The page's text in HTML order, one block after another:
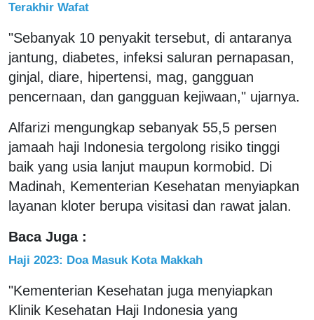
Terakhir Wafat
"Sebanyak 10 penyakit tersebut, di antaranya
jantung, diabetes, infeksi saluran pernapasan,
ginjal, diare, hipertensi, mag, gangguan
pencernaan, dan gangguan kejiwaan," ujarnya.
Alfarizi mengungkap sebanyak 55,5 persen
jamaah haji Indonesia tergolong risiko tinggi
baik yang usia lanjut maupun kormobid. Di
Madinah, Kementerian Kesehatan menyiapkan
layanan kloter berupa visitasi dan rawat jalan.
Baca Juga :
Haji 2023: Doa Masuk Kota Makkah
"Kementerian Kesehatan juga menyiapkan
Klinik Kesehatan Haji Indonesia yang